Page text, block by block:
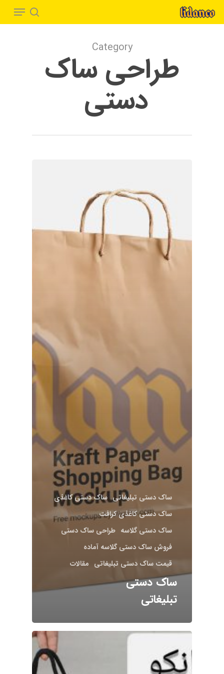
search
Menu
Category
طراحی ساک
دستی
ساک دستی تبلیغاتی ساک دستی کاغذی
ساک دستی کاغذی کرافت
ساک دستی گلاسه طراحی ساک دستی
فروش ساک دستی گلاسه آماده
قیمت ساک دستی تبلیغاتی مقالات
ساک دستی
تبلیغاتی